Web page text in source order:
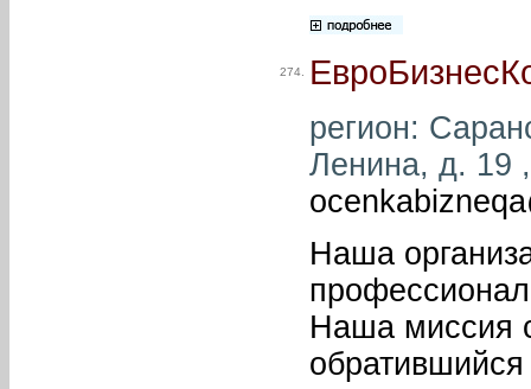
274.
регион:
Ленина, д. 19
Наша
Наша миссия